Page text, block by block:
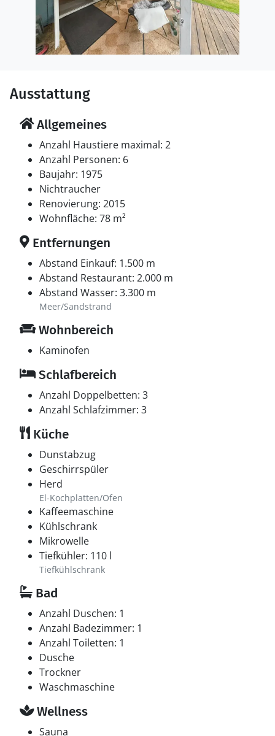
Ausstattung
Allgemeines
Anzahl Haustiere maximal: 2
Anzahl Personen: 6
Baujahr: 1975
Nichtraucher
Renovierung: 2015
Wohnfläche: 78 m²
Entfernungen
Abstand Einkauf: 1.500 m
Abstand Restaurant: 2.000 m
Abstand Wasser: 3.300 m
Meer/Sandstrand
Wohnbereich
Kaminofen
Schlafbereich
Anzahl Doppelbetten: 3
Anzahl Schlafzimmer: 3
Küche
Dunstabzug
Geschirrspüler
Herd
El-Kochplatten/Ofen
Kaffeemaschine
Kühlschrank
Mikrowelle
Tiefkühler: 110 l
Tiefkühlschrank
Bad
Anzahl Duschen: 1
Anzahl Badezimmer: 1
Anzahl Toiletten: 1
Dusche
Trockner
Waschmaschine
Wellness
Sauna